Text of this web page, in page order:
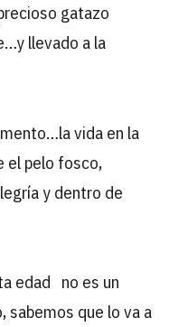
gatazo
llevado a la
vida en la
el pelo fosco,
y dentro de
edad no es un
sabemos que lo va a